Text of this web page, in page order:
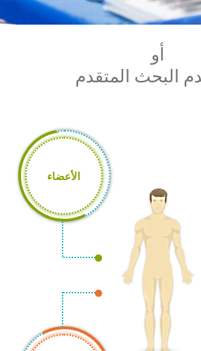
الأخبار
مقالات
أسئلة شائعة
أو
البحث المتقدم
الأعضاء